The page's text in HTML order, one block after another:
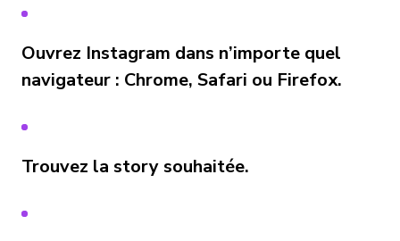
Ouvrez Instagram dans n’importe quel
navigateur : Chrome, Safari ou Firefox.
Trouvez la story souhaitée.